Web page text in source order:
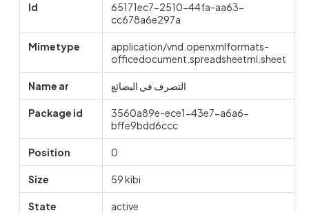
Id
65171ec7-2510-44fa-aa63-
cc678a6e297a
Mimetype
application/vnd.openxmlformats-
officedocument.spreadsheetml.sheet
Name ar التصرف في البضائع
Package id
3560a89e-ece1-43e7-a6a6-
bffe9bdd6ccc
Position 0
Size 59 kibi
State active